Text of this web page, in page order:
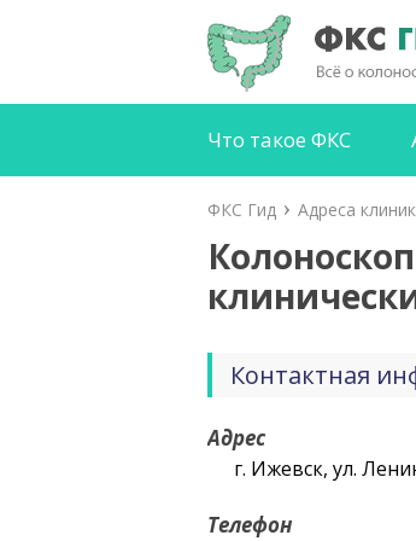
Что такое ФКС
ФКС Гид Адреса клиник
Контактная
Адрес
г. Ижевск, ул.
Телефон